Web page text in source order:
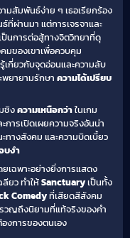
มสัมพันธ์ง่าย ๆ เธอเรียกร้อง
ผ่านมา แต่การเจรจาและ
นการต่อสู้ทางจิตวิทยาที่ดุ
มของเขาเพื่อควบคุม
เกี่ยวกับจุดอ่อนและความลับ
พยายามรักษา ความได้เปรียบ
ชิงความเหนือกว่าในเกม
ารเปิดเผยความจริงอันน่า
ทางสังคม และความบิดเบี้ยว
บงำ
เฉพาะอย่างยิ่งการแสดง
ยว ทำให้Sanctuaryเป็นทั้ง
Comedyที่เสียดสีสังคม
วญถึงนิยามที่แท้จริงของคำ
งการของตนเอง